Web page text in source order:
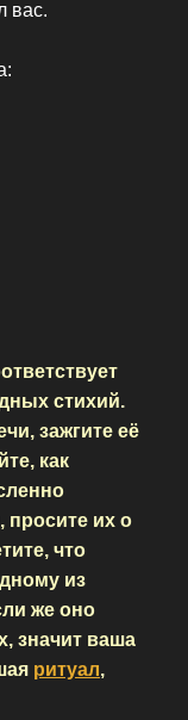
вас.
стихий.
зажгите её
как
просите их о
что
из
же оно
значит ваша
ритуал,